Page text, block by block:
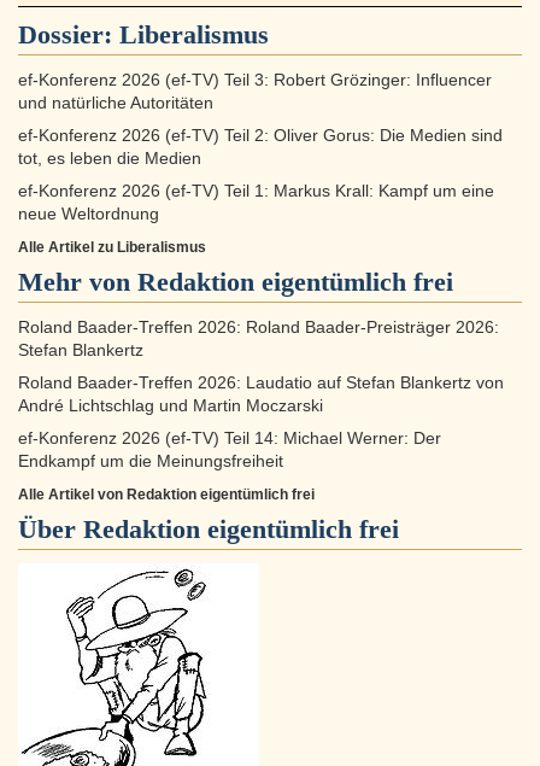
Dossier: Liberalismus
ef-Konferenz 2026 (ef-TV) Teil 3: Robert Grözinger: Influencer
und natürliche Autoritäten
ef-Konferenz 2026 (ef-TV) Teil 2: Oliver Gorus: Die Medien sind
tot, es leben die Medien
ef-Konferenz 2026 (ef-TV) Teil 1: Markus Krall: Kampf um eine
neue Weltordnung
Alle Artikel zu Liberalismus
Mehr von Redaktion eigentümlich frei
Roland Baader-Treffen 2026: Roland Baader-Preisträger 2026:
Stefan Blankertz
Roland Baader-Treffen 2026: Laudatio auf Stefan Blankertz von
André Lichtschlag und Martin Moczarski
ef-Konferenz 2026 (ef-TV) Teil 14: Michael Werner: Der
Endkampf um die Meinungsfreiheit
Alle Artikel von Redaktion eigentümlich frei
Über Redaktion eigentümlich frei